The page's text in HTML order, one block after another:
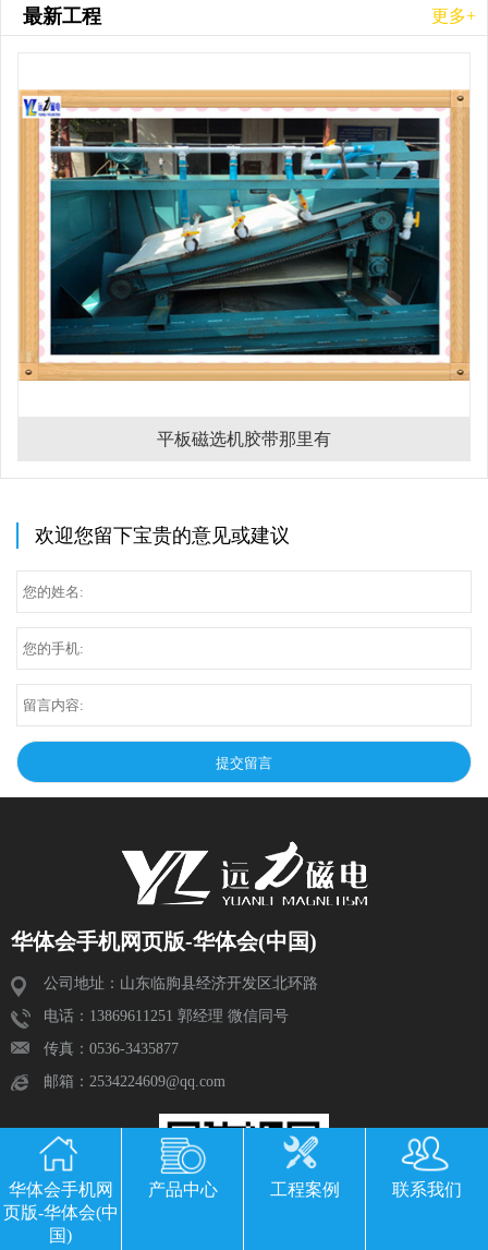
最新工程 更多+
平板磁选机胶带那里有
欢迎您留下宝贵的意见或建议
华体会手机网页版-华体会(中国)
公司地址：山东临朐县经济开发区北环路
电话：13869611251 郭经理 微信同号
传真：0536-3435877
邮箱：2534224609@qq.com
华体会手机网
页版-华体会(中
国)
产品中心 工程案例 联系我们